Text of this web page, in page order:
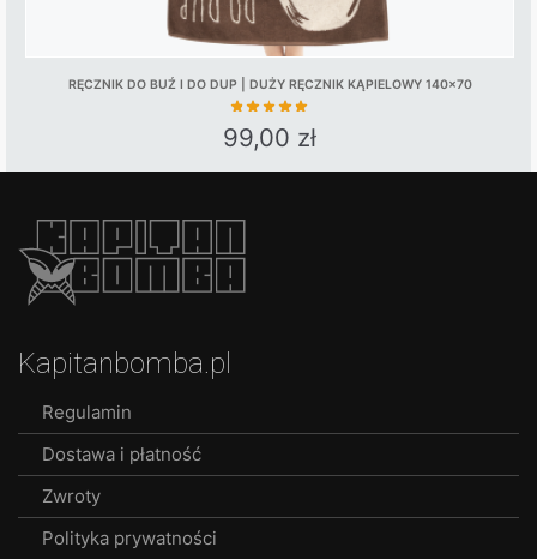
RĘCZNIK DO BUŹ I DO DUP | DUŻY RĘCZNIK KĄPIELOWY 140×70
99,00 zł
Kapitanbomba.pl
Regulamin
Dostawa i płatność
Zwroty
Polityka prywatności